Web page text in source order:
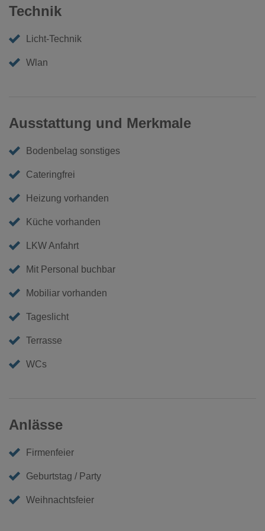
Technik
Licht-Technik
Wlan
Ausstattung und Merkmale
Bodenbelag sonstiges
Cateringfrei
Heizung vorhanden
Küche vorhanden
LKW Anfahrt
Mit Personal buchbar
Mobiliar vorhanden
Tageslicht
Terrasse
WCs
Anlässe
Firmenfeier
Geburtstag / Party
Weihnachtsfeier